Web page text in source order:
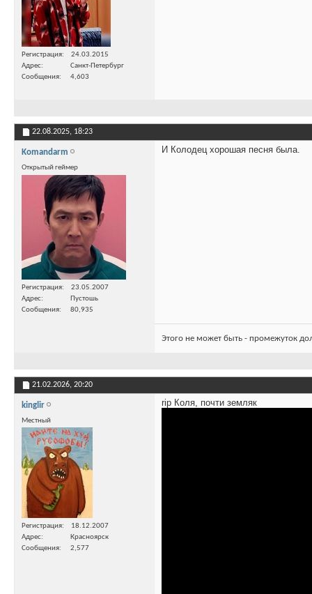
Регистрация
24.03.2015
Адрес
Санкт-Петербург
Сообщения
4,603
22.08.2025, 18:23
Komandarm
Открытый геймер
Регистрация
23.05.2007
Адрес
Пустошь
Сообщения
80,935
И Колодец хорошая песня была.
Этого не может быть - промежуток
21.02.2026, 20:20
kinglir
Местный
Регистрация
18.12.2007
Адрес
Красноярск
Сообщения
2,577
rip Коля, почти земляк